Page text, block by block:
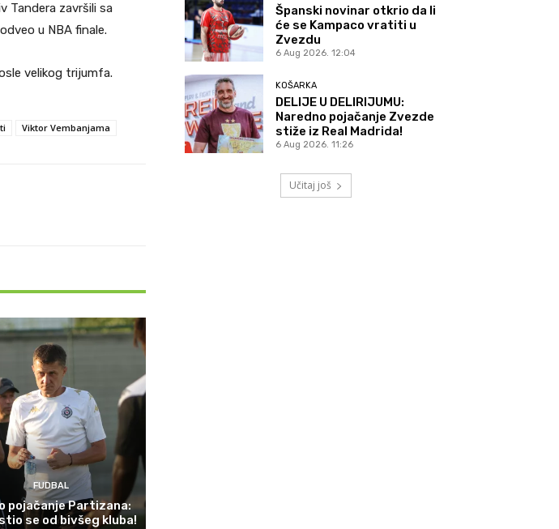
Tandera završili sa
u NBA finale.
velikog trijumfa.
Viktor Vembanjama
FUDBAL
pojačanje Partizana:
se od bivšeg kluba!
Španski novinar otkrio da li
će se Kampaco vratiti u
Zvezdu
6 Aug 2026. 12:04
KOŠARKA
DELIJE U DELIRIJUMU:
Naredno pojačanje Zvezde
stiže iz Real Madrida!
6 Aug 2026. 11:26
Učitaj još